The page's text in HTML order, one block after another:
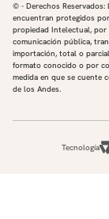
© - Derechos
encuentran protegidos
propiedad Intelectual,
comunicación pública,
importación, total o
formato conocido o por
medida en que se cuente
de los Andes.
Tecnología